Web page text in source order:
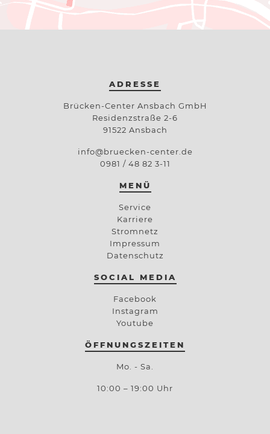
ADRESSE
Brücken-Center Ansbach GmbH
Residenzstraße 2-6
91522 Ansbach
info@bruecken-center.de
0981 / 48 82 3-11
MENÜ
Service
Karriere
Stromnetz
Impressum
Datenschutz
SOCIAL MEDIA
Facebook
Instagram
Youtube
ÖFFNUNGSZEITEN
Mo. - Sa.
10:00 – 19:00 Uhr